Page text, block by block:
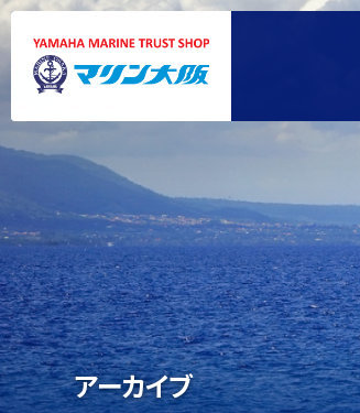
アーカイブ